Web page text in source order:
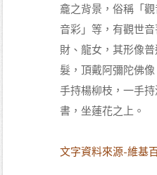
龕之背景，俗稱「
音彩」等，有觀世
財、龍女，其形像
髮，頂戴阿彌陀佛
手持楊柳枝，一手
書，坐蓮花之上。
文字資料來源-維基